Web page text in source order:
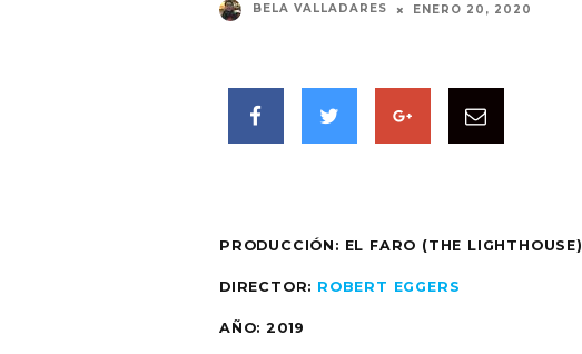
BELA VALLADARES ENERO 20, 2020
PRODUCCIÓN: EL FARO (THE LIGHTHOUSE)
DIRECTOR: ROBERT EGGERS
AÑO: 2019